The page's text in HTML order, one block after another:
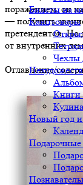
Билеты на
Канцтовары
Чехлы
Книги
Новый год
Подарочные
поражением, он
— получить
претендентов. Но
от внутренних
Оглавление/